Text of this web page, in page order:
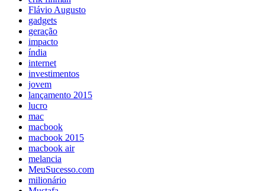
Flávio Augusto
gadgets
geração
impacto
índia
internet
investimentos
jovem
lançamento 2015
lucro
mac
macbook
macbook 2015
macbook air
melancia
MeuSucesso.com
milionário